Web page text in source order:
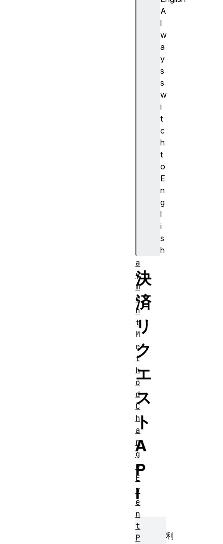
A
l
w
a
y
s
s
w
i
t
c
h
t
o
E
n
g
l
i
s
h
決
済
リ
ク
エ
ス
ト
A
P
I
利
a
y
m
e
n
t
M
e
t
h
o
d
C
h
a
n
g
e
E
v
e
n
t
P